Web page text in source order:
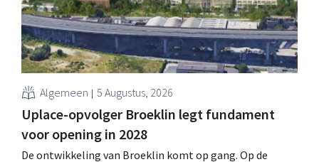
uitbouwen.
Algemeen 5 Augustus, 2026
Uplace-opvolger Broeklin legt fundament
voor opening in 2028
De ontwikkeling van Broeklin komt op gang. Op de